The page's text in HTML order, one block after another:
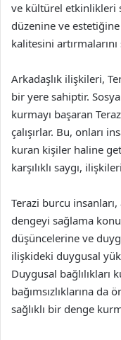
ve kültürel etkinlikleri
düzenine ve
kalitesini artırmalarını
Arkadaşlık ilişkileri,
bir yere sahiptir.
kurmayı başaran
çalışırlar. Bu, onları
kuran kişiler haline
karşılıklı saygı,
Terazi burcu
dengeyi sağlama
düşüncelerine ve
ilişkideki duygusal
Duygusal bağlılıkları
bağımsızlıklarına da
sağlıklı bir denge